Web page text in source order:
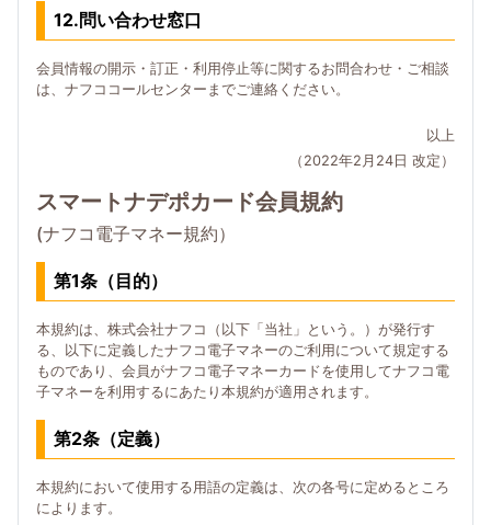
12.問い合わせ窓口
会員情報の開示・訂正・利用停止等に関するお問合わせ・ご相談
は、ナフココールセンターまでご連絡ください。
以上
（2022年2月24日 改定）
スマートナデポカード会員規約
(ナフコ電子マネー規約）
第1条（目的）
本規約は、株式会社ナフコ（以下「当社」という。）が発行す
る、以下に定義したナフコ電子マネーのご利用について規定する
ものであり、会員がナフコ電子マネーカードを使用してナフコ電
子マネーを利用するにあたり本規約が適用されます。
第2条（定義）
本規約において使用する用語の定義は、次の各号に定めるところ
によります。